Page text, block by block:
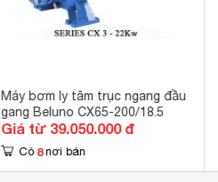
Máy bơm ly tâm trục ngang đầu
gang Beluno CX65-200/18.5
Giá từ 39.050.000 đ
Có 8 nơi bán